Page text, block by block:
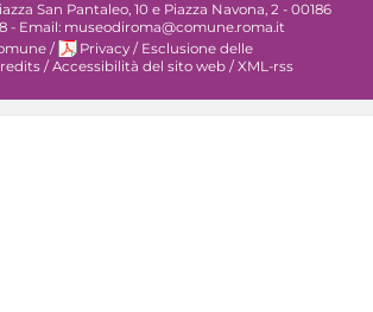
San Pantaleo, 10 e Piazza Navona, 2 - 00186
- Email: museodiroma@comune.roma.it
/ Privacy / Esclusione delle
/ Accessibilità del sito web / XML-rss